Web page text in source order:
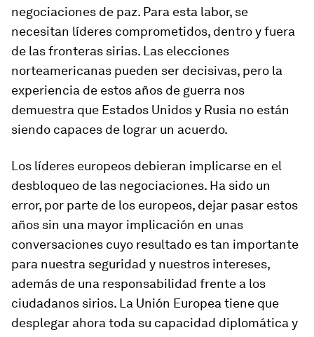
negociaciones de paz. Para esta labor, se
necesitan líderes comprometidos, dentro y fuera
de las fronteras sirias. Las elecciones
norteamericanas pueden ser decisivas, pero la
experiencia de estos años de guerra nos
demuestra que Estados Unidos y Rusia no están
siendo capaces de lograr un acuerdo.
Los líderes europeos debieran implicarse en el
desbloqueo de las negociaciones. Ha sido un
error, por parte de los europeos, dejar pasar estos
años sin una mayor implicación en unas
conversaciones cuyo resultado es tan importante
para nuestra seguridad y nuestros intereses,
además de una responsabilidad frente a los
ciudadanos sirios. La Unión Europea tiene que
desplegar ahora toda su capacidad diplomática y